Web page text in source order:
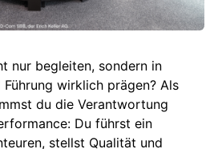
nur begleiten, sondern in
wirklich prägen? Als
du die Verantwortung
Du führst ein
stellst Qualität und